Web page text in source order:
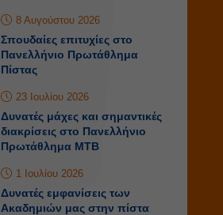
8 Αυγούστου 2026
Σπουδαίες επιτυχίες στο
Πανελλήνιο Πρωτάθλημα
Πίστας
23 Ιουλίου 2026
Δυνατές μάχες και σημαντικές
διακρίσεις στο Πανελλήνιο
Πρωτάθλημα ΜΤΒ
1 Ιουλίου 2026
Δυνατές εμφανίσεις των
Ακαδημιών μας στην πίστα